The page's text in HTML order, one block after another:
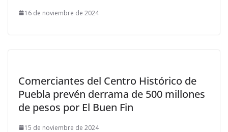
16 de noviembre de 2024
Comerciantes del Centro Histórico de
Puebla prevén derrama de 500 millones
de pesos por El Buen Fin
15 de noviembre de 2024